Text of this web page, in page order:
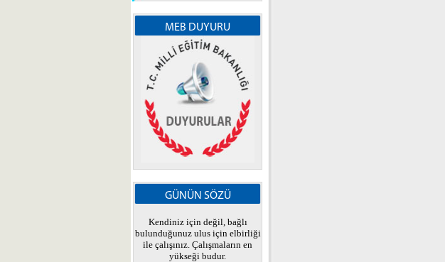
MEB DUYURU
GÜNÜN SÖZÜ
Kendiniz için değil, bağlı
bulunduğunuz ulus için elbirliği
ile çalışınız. Çalışmaların en
yükseği budur.